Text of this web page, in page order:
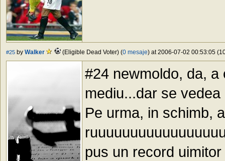
#25 by Walker (Eligible Dead Voter) (0 mesaje) at 2006-07-02 00:53:05
#24 newmoldo, da,
mediu...dar se
Pe urma, in schimb,
pus un record